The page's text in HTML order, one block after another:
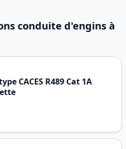
conduite d'enginsà
CACES R489 Cat 1A